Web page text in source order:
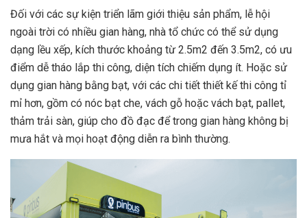
Đối với các sự kiện triển lãm giới thiệu sản phẩm, lễ hội
ngoài trời có nhiều gian hàng, nhà tổ chức có thể sử dụng
dạng lều xếp, kích thước khoảng từ 2.5m2 đến 3.5m2, có ưu
điểm dễ tháo lắp thi công, diện tích chiếm dụng ít. Hoặc sử
dụng gian hàng bằng bạt, với các chi tiết thiết kế thi công tỉ
mỉ hơn, gồm có nóc bạt che, vách gỗ hoặc vách bạt, pallet,
thảm trải sàn, giúp cho đồ đạc để trong gian hàng không bị
mưa hắt và mọi hoạt động diễn ra bình thường.